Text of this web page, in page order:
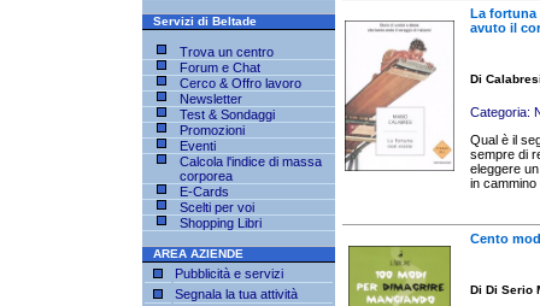
Servizi di Beltade
Trova un centro
Forum e Chat
Cerco & Offro lavoro
Newsletter
Test & Sondaggi
Promozioni
Eventi
Calcola l'indice di massa
corporea
E-Cards
Scelti per voi
Shopping Libri
AREA AZIENDE
Pubblicità e servizi
Segnala la tua attività
La fortuna
avuto il
Di
Categoria:
Qual è il
sempre di
eleggere
in
Cento
Di Di Serio